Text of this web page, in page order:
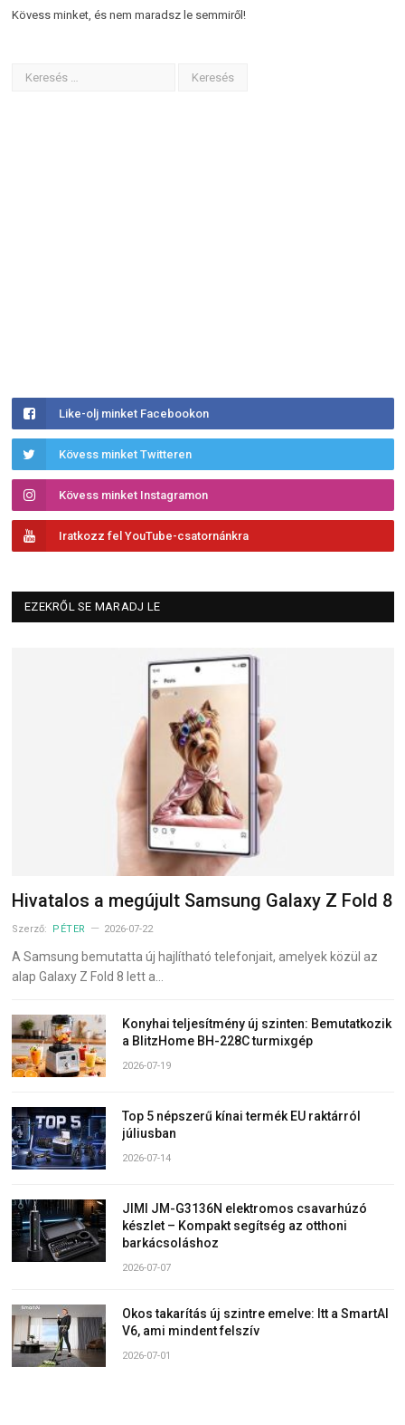
Kövess minket, és nem maradsz le semmiről!
Like-olj minket Facebookon
Kövess minket Twitteren
Kövess minket Instagramon
Iratkozz fel YouTube-csatornánkra
EZEKRŐL SE MARADJ LE
Hivatalos a megújult Samsung Galaxy Z Fold 8
Szerző: PÉTER 2026-07-22
A Samsung bemutatta új hajlítható telefonjait, amelyek közül az
alap Galaxy Z Fold 8 lett a…
Konyhai teljesítmény új szinten: Bemutatkozik
a BlitzHome BH-228C turmixgép
2026-07-19
Top 5 népszerű kínai termék EU raktárról
júliusban
2026-07-14
JIMI JM-G3136N elektromos csavarhúzó
készlet – Kompakt segítség az otthoni
barkácsoláshoz
2026-07-07
Okos takarítás új szintre emelve: Itt a SmartAI
V6, ami mindent felszív
2026-07-01